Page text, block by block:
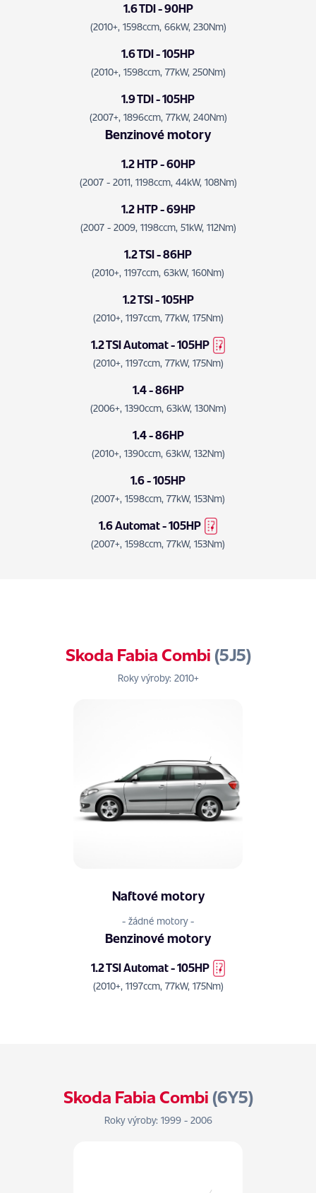
1.6 TDI - 90HP
(2010+, 1598ccm, 66kW, 230Nm)
1.6 TDI - 105HP
(2010+, 1598ccm, 77kW, 250Nm)
1.9 TDI - 105HP
(2007+, 1896ccm, 77kW, 240Nm)
Benzinové motory
1.2 HTP - 60HP
(2007 - 2011, 1198ccm, 44kW, 108Nm)
1.2 HTP - 69HP
(2007 - 2009, 1198ccm, 51kW, 112Nm)
1.2 TSI - 86HP
(2010+, 1197ccm, 63kW, 160Nm)
1.2 TSI - 105HP
(2010+, 1197ccm, 77kW, 175Nm)
1.2 TSI Automat - 105HP
(2010+, 1197ccm, 77kW, 175Nm)
1.4 - 86HP
(2006+, 1390ccm, 63kW, 130Nm)
1.4 - 86HP
(2010+, 1390ccm, 63kW, 132Nm)
1.6 - 105HP
(2007+, 1598ccm, 77kW, 153Nm)
1.6 Automat - 105HP
(2007+, 1598ccm, 77kW, 153Nm)
Skoda Fabia Combi (5J5)
Roky výroby: 2010+
Naftové motory
- žádné motory -
Benzinové motory
1.2 TSI Automat - 105HP
(2010+, 1197ccm, 77kW, 175Nm)
Skoda Fabia Combi (6Y5)
Roky výroby: 1999 - 2006